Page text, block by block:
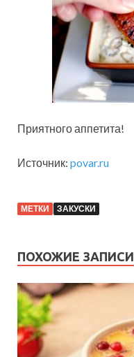
Приятного аппетита!
Источник: povar.ru
МЕТКИ ЗАКУСКИ
ПОХОЖИЕ ЗАПИСИ